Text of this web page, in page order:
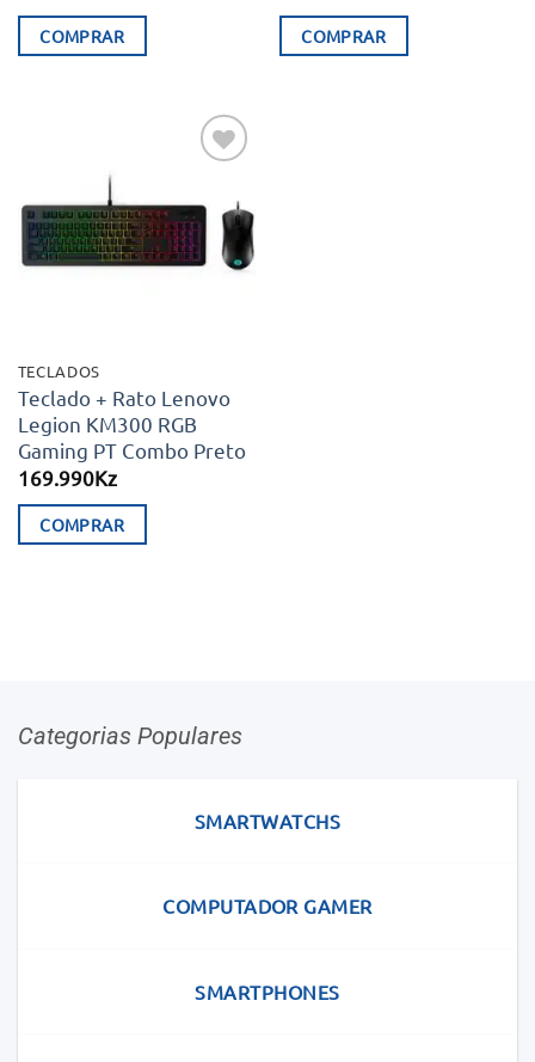
COMPRAR COMPRAR
aos meus
desejos
TECLADOS
Teclado + Rato Lenovo
Legion KM300 RGB
Gaming PT Combo Preto
169.990Kz
COMPRAR
Categorias Populares
SMARTWATCHS
COMPUTADOR GAMER
SMARTPHONES